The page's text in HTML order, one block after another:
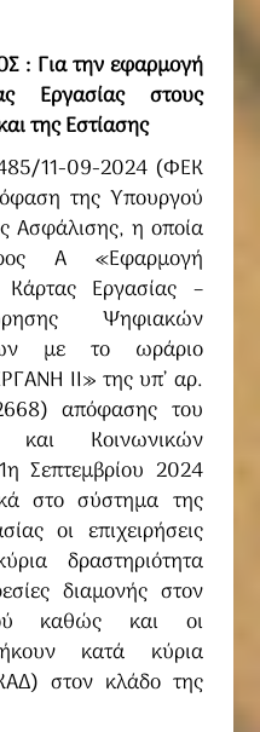
: Για την εφαρμογή
Εργασίας στους
της Εστίασης
11-09-2024 (ΦΕΚ
της Υπουργού
Ασφάλισης, η οποία
Α «Εφαρμογή
Εργασίας –
Ψηφιακών
με το ωράριο
ΙΙ» της υπ’ αρ.
απόφασης του
και Κοινωνικών
Σεπτεμβρίου 2024
στο σύστημα της
οι επιχειρήσεις
δραστηριότητα
διαμονής στον
καθώς και οι
κατά κύρια
στον κλάδο της